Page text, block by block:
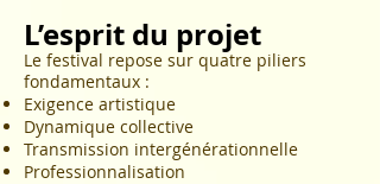
L’esprit du projet
Le festival repose sur quatre piliers
fondamentaux :
Exigence artistique
Dynamique collective
Transmission intergénérationnelle
Professionnalisation